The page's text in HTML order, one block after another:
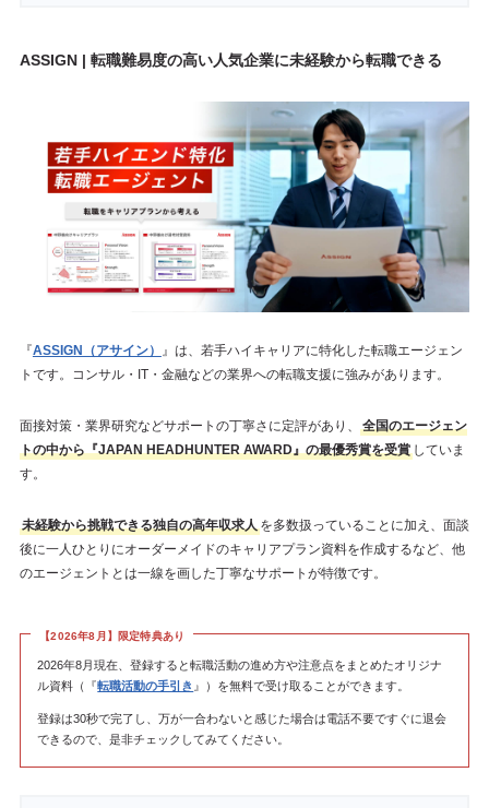
ASSIGN | 転職難易度の高い人気企業に未経験から転職できる
『ASSIGN（アサイン） 』は、若手ハイキャリアに特化した転職エージェン
トです。コンサル・IT・金融などの業界への転職支援に強みがあります。
面接対策・業界研究などサポートの丁寧さに定評があり、
全国のエージェン
トの中から『JAPAN HEADHUNTER AWARD』の最優秀賞を受賞していま
す。
未経験から挑戦できる独自の高年収求人 を多数扱っていることに加え、面談
後に一人ひとりにオーダーメイドのキャリアプラン資料を作成するなど、他
のエージェントとは一線を画した丁寧なサポートが特徴です。
【2026年8月】限定特典あり
2026年8月現在、登録すると転職活動の進め方や注意点をまとめたオリジナ
ル資料（『転職活動の手引き 』）を無料で受け取ることができます。
登録は30秒で完了し、万が一合わないと感じた場合は電話不要ですぐに退会
できるので、是非チェックしてみてください。